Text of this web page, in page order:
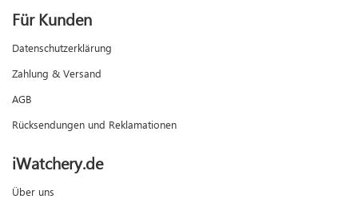
Für Kunden
Datenschutzerklärung
Zahlung & Versand
AGB
Rücksendungen und Reklamationen
iWatchery.de
Über uns